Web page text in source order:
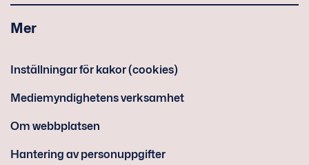
Mer
Inställningar för kakor (cookies)
Mediemyndighetens verksamhet
Om webbplatsen
Hantering av personuppgifter